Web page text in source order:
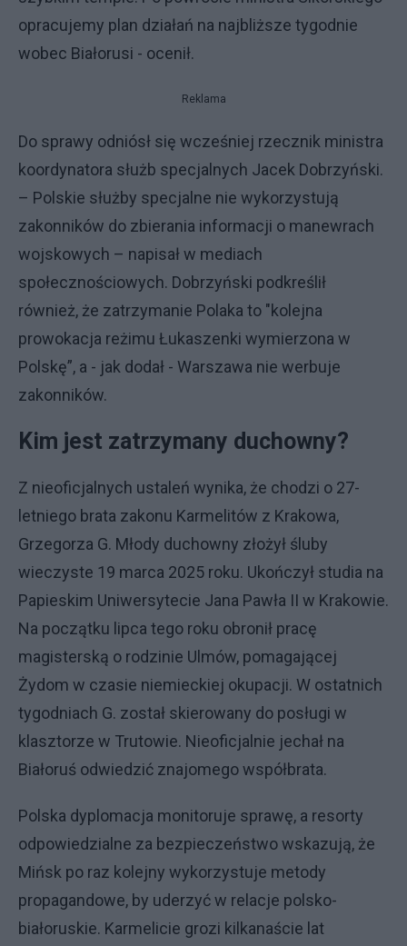
opracujemy plan działań na najbliższe tygodnie
wobec Białorusi - ocenił.
Reklama
Do sprawy odniósł się wcześniej rzecznik ministra
koordynatora służb specjalnych Jacek Dobrzyński.
– Polskie służby specjalne nie wykorzystują
zakonników do zbierania informacji o manewrach
wojskowych – napisał w mediach
społecznościowych. Dobrzyński podkreślił
również, że zatrzymanie Polaka to "kolejna
prowokacja reżimu Łukaszenki wymierzona w
Polskę”, a - jak dodał - Warszawa nie werbuje
zakonników.
Kim jest zatrzymany duchowny?
Z nieoficjalnych ustaleń wynika, że chodzi o 27-
letniego brata zakonu Karmelitów z Krakowa,
Grzegorza G. Młody duchowny złożył śluby
wieczyste 19 marca 2025 roku. Ukończył studia na
Papieskim Uniwersytecie Jana Pawła II w Krakowie.
Na początku lipca tego roku obronił pracę
magisterską o rodzinie Ulmów, pomagającej
Żydom w czasie niemieckiej okupacji. W ostatnich
tygodniach G. został skierowany do posługi w
klasztorze w Trutowie. Nieoficjalnie jechał na
Białoruś odwiedzić znajomego współbrata.
Polska dyplomacja monitoruje sprawę, a resorty
odpowiedzialne za bezpieczeństwo wskazują, że
Mińsk po raz kolejny wykorzystuje metody
propagandowe, by uderzyć w relacje polsko-
białoruskie. Karmelicie grozi kilkanaście lat